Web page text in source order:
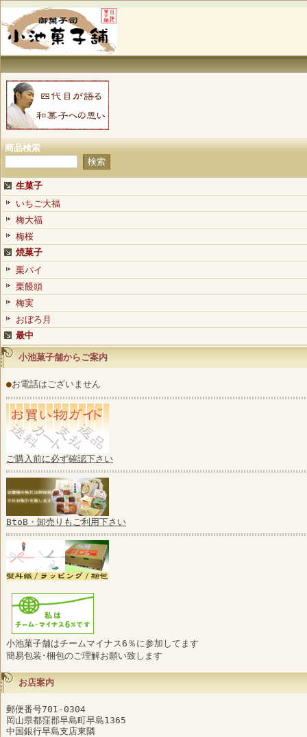
商品検索
生菓子
いちご大福
梅大福
梅桜
焼菓子
栗パイ
栗饅頭
梅実
おぼろ月
最中
小池菓子舗からご案内
●お電話はございません
ご購入前に必ず確認下さい
BtoB・卸売りもご利用下さい
小池菓子舗はチームマイナス6％に参加してます
簡易包装･梱包のご理解お願い致します
お店案内
郵便番号701-0304
岡山県都窪郡早島町早島1365
中国銀行早島支店東隣